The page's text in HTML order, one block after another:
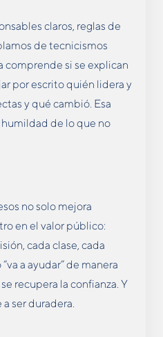
claros, reglas de
de tecnicismos
comprende si se explican
por escrito quién lidera y
y qué cambió. Esa
de lo que no
no solo mejora
en el valor público:
cada clase, cada
a ayudar” de manera
recupera la confianza. Y
ser duradera.